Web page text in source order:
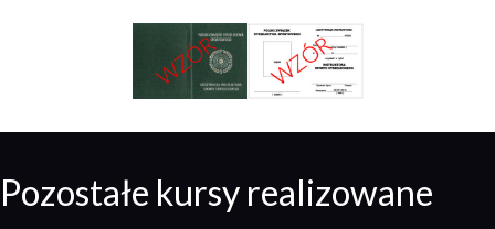
Pozostałe kursy realizowane